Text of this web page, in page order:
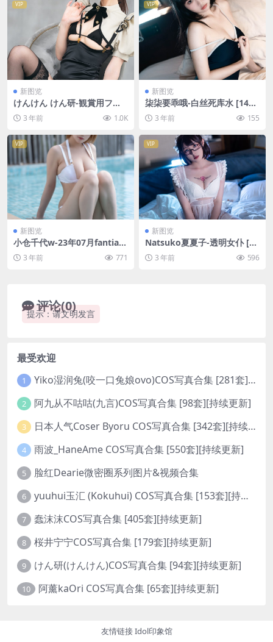
VIP
新图览
けんけん けん研-観賞用フェ
チメイド [56P-272MB]
3 年前 1.0K
VIP
新图览
柒柒要乖哦-白丝死库水 [140P
-1.11GB]
3 年前 155
VIP
新图览
小仓千代w-23年07月fantia订
阅合集 [105P1V-447MB]
3 年前 771
VIP
新图览
Natsuko夏夏子-透明女仆 [76
P-843MB]
3 年前 596
评论(0)
提示：请文明发言
最受欢迎
1 Yiko湿润兔(咬一口兔娘ovo)COS写真合集 [281套][持续更新]
2 阿九从不咕咕(九言)COS写真合集 [98套][持续更新]
3 日本人气Coser Byoru COS写真合集 [342套][持续更新]
4 雨波_HaneAme COS写真合集 [550套][持续更新]
5 脸红Dearie微密圈系列图片&视频合集
6 yuuhui玉汇 (Kokuhui) COS写真合集 [153套][持续更新]
7 蠢沫沫COS写真合集 [405套][持续更新]
8 桜井宁宁COS写真合集 [179套][持续更新]
9 けん研(けんけん)COS写真合集 [94套][持续更新]
10 阿薰kaOri COS写真合集 [65套][持续更新]
友情链接Idol印象馆